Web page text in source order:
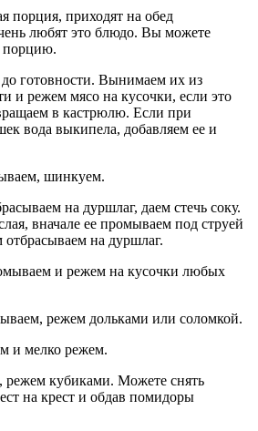
порция, приходят на обед
любят это блюдо. Вы можете
порцию.
готовности. Вынимаем их из
и режем мясо на кусочки, если это
в кастрюлю. Если при
вода выкипела, добавляем ее и
шинкуем.
на дуршлаг, даем стечь соку.
вначале ее промываем под струей
отбрасываем на дуршлаг.
и режем на кусочки любых
режем дольками или соломкой.
и мелко режем.
кубиками. Можете снять
на крест и обдав помидоры